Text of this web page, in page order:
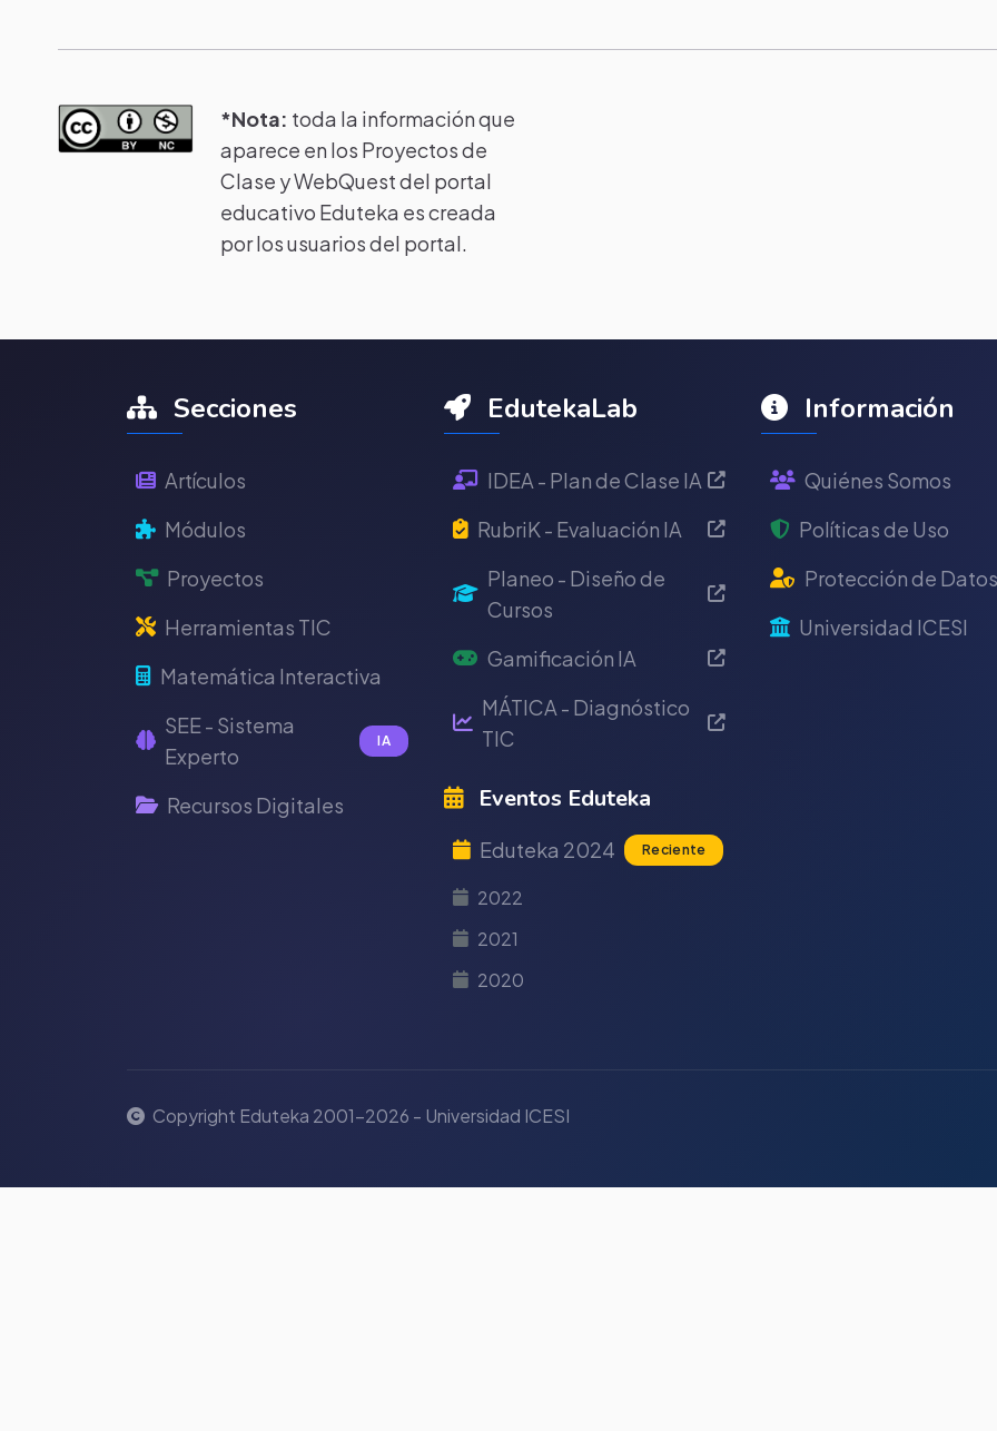
*Nota: toda la información que
aparece en los Proyectos de
Clase y WebQuest del portal
educativo Eduteka es creada
por los usuarios del portal.
Secciones
Artículos
Módulos
Proyectos
Herramientas TIC
Matemática Interactiva
SEE - Sistema
Experto
IA
Recursos Digitales
EdutekaLab
IDEA - Plan de Clase IA
RubriK - Evaluación IA
Planeo - Diseño de
Cursos
Gamificación IA
MÁTICA - Diagnóstico
TIC
Eventos Eduteka
Eduteka 2024 Reciente
2022
2021
2020
Información
Quiénes Somos
Políticas de Uso
Protección de Datos
Universidad ICESI
Copyright Eduteka 2001-2026 - Universidad ICESI